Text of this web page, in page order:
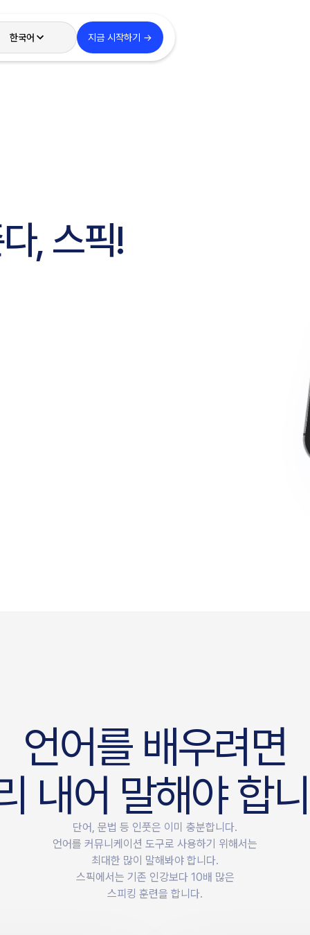
한국어
– 繁體
지금 시작하기 →
, 스픽!
언어를 배우려면
내어 말해야합니
단어, 문법 등 인풋은 이미 충분합니다.
언어를 커뮤니케이션 도구로 사용하기 위해서는
최대한 많이 말해봐야 합니다.
스픽에서는 기존 인강보다 10배 많은
스피킹 훈련을 합니다.